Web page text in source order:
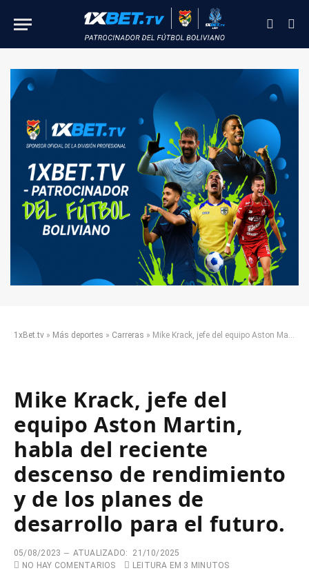
1xBet.tv » Más deportes » Carreras » Mike Krack, jefe del equipo Aston Martin, habla del reciente descenso de rendimiento y de los planes de desarrollo para el futuro.
Mike Krack, jefe del
equipo Aston Martin,
habla del reciente
descenso de rendimiento
y de los planes de
desarrollo para el futuro.
05/08/2023 ATUALIZADO:
21/10/2025
NO HAY COMENTARIOS
LEITURA EM 3 MINUTOS